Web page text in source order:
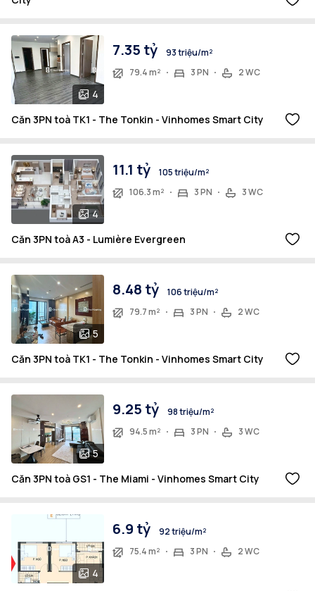
4
7.35 tỷ
93 triệu/m²
79.4 m²
3 PN 2 WC
Căn 3PN toà TK1 - The Tonkin - Vinhomes Smart City
4
11.1 tỷ
105 triệu/m²
106.3 m²
3 PN 3 WC
Căn 3PN toà A3 - Lumière Evergreen
5
8.48 tỷ
106 triệu/m²
79.7 m²
3 PN 2 WC
Căn 3PN toà TK1 - The Tonkin - Vinhomes Smart City
5
9.25 tỷ
98 triệu/m²
94.5 m²
3 PN 3 WC
Căn 3PN toà GS1 - The Miami - Vinhomes Smart City
4
6.9 tỷ
92 triệu/m²
75.4 m²
3 PN 2 WC